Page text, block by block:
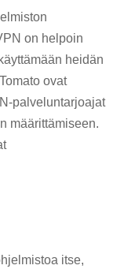
on helpoin
heidän
ovat
palveluntarjoajat
määrittämiseen.
itse,